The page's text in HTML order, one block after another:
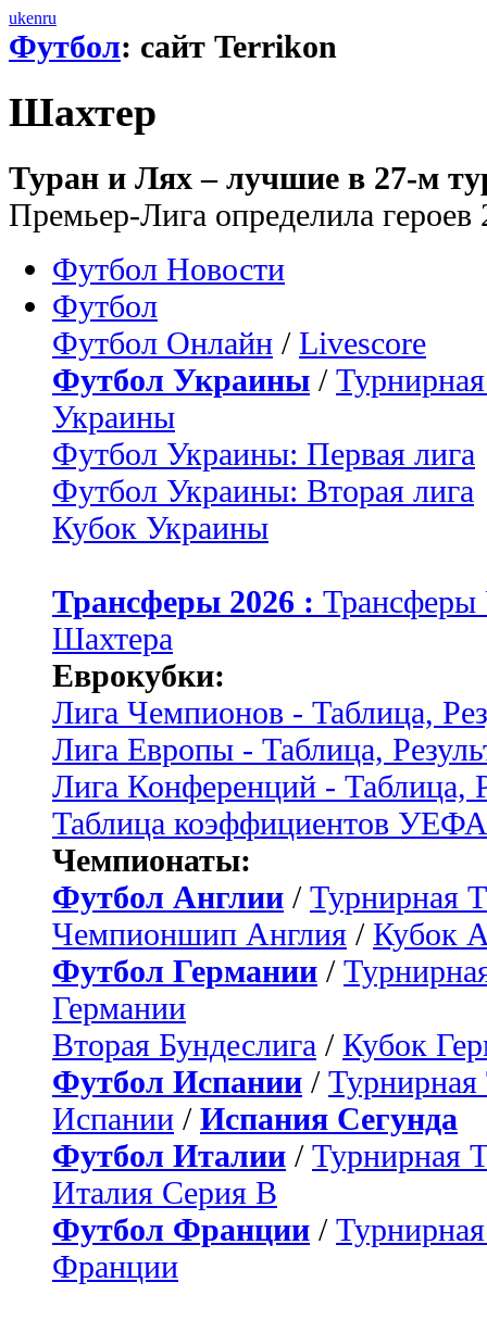
ukenru
Футбол: сайт Terrikon
Шахтер
Туран и Лях – лучшие в 27-м
Премьер-Лига определила героев
Футбол Новости
Футбол
Футбол Онлайн / Livescore
Футбол Украины /
Украины
Футбол Украины: Первая лига
Футбол Украины: Вторая лига
Кубок Украины
Трансферы 2026 :
Шахтера
Еврокубки:
Лига Чемпионов - Таблица,
Лига Европы - Таблица,
Лига Конференций - Таблица,
Таблица коэффициентов УЕФА
Чемпионаты:
Футбол Англии / Турнирная
Чемпионшип Англия / Кубок
Футбол Германии /
Германии
Вторая Бундеслига / Кубок
Футбол Испании / Турнирная
Испании / Испания Сегунда
Футбол Италии / Турнирная
Италия Серия B
Футбол Франции /
Франции